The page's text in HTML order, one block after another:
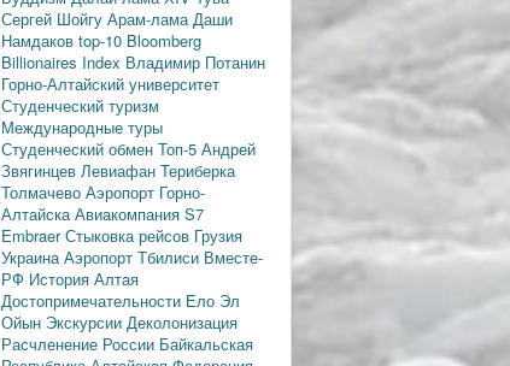
Сергей Шойгу Арам-ламаДаши
Намдаков top-10 Bloomberg
Billionaires Index Владимир Потанин
Горно-Алтайский университет
Студенческий туризм
Международные туры
Студенческий обмен Топ-5 Андрей
Звягинцев Левиафан Териберка
Толмачево Аэропорт Горно-
АлтайскаАвиакомпания S7
EmbraerСтыковка рейсов Грузия
УкраинаАэропорт Тбилиси Вместе-
РФ История Алтая
Достопримечательности Ело Эл
Ойын Экскурсии Деколонизация
Расчленение России Байкальская